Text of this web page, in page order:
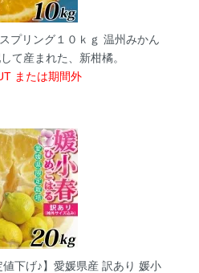
プリング１０ｋｇ 温州みかん
て産まれた、新柑橘。
または期間外
下げ♪】愛媛県産 訳あり 媛小